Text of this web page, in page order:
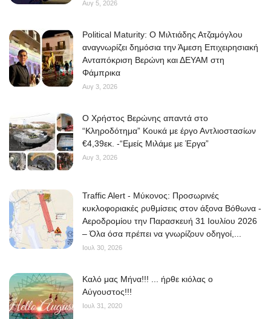
Αυγ 5, 2026
Political Maturity: Ο Μιλτιάδης Ατζαμόγλου
αναγνωρίζει δημόσια την Άμεση Επιχειρησιακή
Ανταπόκριση Βερώνη και ΔΕΥΑΜ στη
Φάμπρικα
Αυγ 3, 2026
O Χρήστος Βερώνης απαντά στο
“Κληροδότημα” Κουκά με έργο Αντλιοστασίων
€4,39εκ. -“Εμείς Μιλάμε με Έργα”
Αυγ 3, 2026
Traffic Alert - Μύκονος: Προσωρινές
κυκλοφοριακές ρυθμίσεις στον άξονα Βόθωνα -
Αεροδρομίου την Παρασκευή 31 Ιουλίου 2026
– Όλα όσα πρέπει να γνωρίζουν οδηγοί,...
Ιουλ 30, 2026
Kαλό μας Μήνα!!! ... ήρθε κιόλας ο
Αύγουστος!!!
Ιουλ 31, 2020